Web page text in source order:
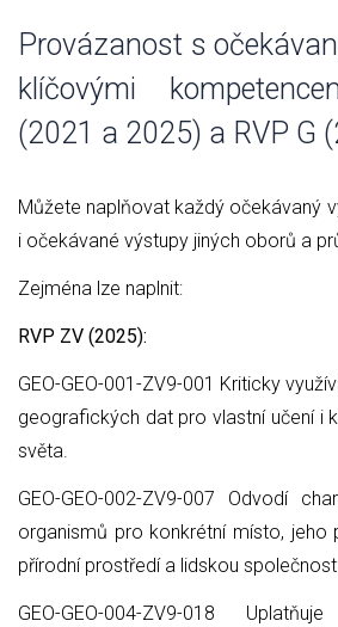
Provázanost s
klíčovými
(2021 a 2025) a RVP G
Můžete naplňovat každý očekávaný
i očekávané výstupy jiných oborů a
Zejména lze naplnit:
RVP ZV (2025):
GEO-GEO-001-ZV9-001 Kriticky
geografických dat pro vlastní učení i
světa.
GEO-GEO-002-ZV9-007 Odvodí
organismů pro konkrétní místo, jeho
přírodní prostředí a lidskou
GEO-GEO-004-ZV9-018